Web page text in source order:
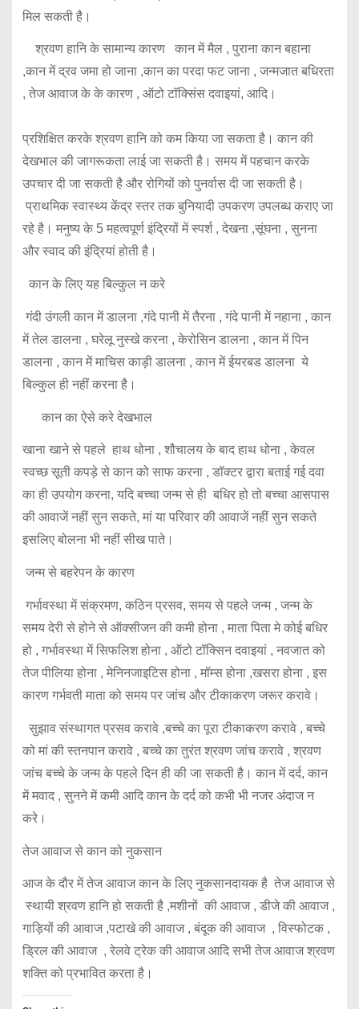
मिल सकती है।
श्रवण हानि के सामान्य कारण कान में मैल , पुराना कान बहाना
,कान में द्रव जमा हो जाना ,कान का परदा फट जाना , जन्मजात बधिरता
, तेज आवाज के के कारण , ऑटो टॉक्सिंस दवाइयां, आदि।
प्रशिक्षित करके श्रवण हानि को कम किया जा सकता है। कान की
देखभाल की जागरूकता लाई जा सकती है। समय में पहचान करके
उपचार दी जा सकती है और रोगियों को पुनर्वास दी जा सकती है।
प्राथमिक स्वास्थ्य केंद्र स्तर तक बुनियादी उपकरण उपलब्ध कराए जा
रहे है। मनुष्य के 5 महत्वपूर्ण इंद्रियों में स्पर्श , देखना ,सूंघना , सुनना
और स्वाद की इंद्रियां होती है।
कान के लिए यह बिल्कुल न करे
गंदी उंगली कान में डालना ,गंदे पानी में तैरना , गंदे पानी में नहाना , कान
में तेल डालना , घरेलू नुस्खे करना , केरोसिन डालना , कान में पिन
डालना , कान में माचिस काड़ी डालना , कान में ईयरबड डालना ये
बिल्कुल ही नहीं करना है।
कान का ऐसे करे देखभाल
खाना खाने से पहले हाथ धोना , शौचालय के बाद हाथ धोना , केवल
स्वच्छ सूती कपड़े से कान को साफ करना , डॉक्टर द्वारा बताई गई दवा
का ही उपयोग करना, यदि बच्चा जन्म से ही बधिर हो तो बच्चा आसपास
की आवाजें नहीं सुन सकते, मां या परिवार की आवाजें नहीं सुन सकते
इसलिए बोलना भी नहीं सीख पाते।
जन्म से बहरेपन के कारण
गर्भावस्था में संक्रमण, कठिन प्रसव, समय से पहले जन्म , जन्म के
समय देरी से होने से ऑक्सीजन की कमी होना , माता पिता मे कोई बधिर
हो , गर्भावस्था में सिफलिश होना , ऑटो टॉक्सिन दवाइयां , नवजात को
तेज पीलिया होना , मेनिनजाइटिस होना , मॉम्स होना ,खसरा होना , इस
कारण गर्भवती माता को समय पर जांच और टीकाकरण जरूर करावे।
सुझाव संस्थागत प्रसव करावे ,बच्चे का पूरा टीकाकरण करावे , बच्चे
को मां की स्तनपान करावे , बच्चे का तुरंत श्रवण जांच करावे , श्रवण
जांच बच्चे के जन्म के पहले दिन ही की जा सकती है। कान में दर्द, कान
में मवाद , सुनने में कमी आदि कान के दर्द को कभी भी नजर अंदाज न
करे।
तेज आवाज से कान को नुकसान
आज के दौर में तेज आवाज कान के लिए नुकसानदायक है तेज आवाज से
स्थायी श्रवण हानि हो सकती है ,मशीनों की आवाज , डीजे की आवाज ,
गाड़ियों की आवाज ,पटाखे की आवाज , बंदूक की आवाज , विस्फोटक ,
ड्रिल की आवाज , रेलवे ट्रेक की आवाज आदि सभी तेज आवाज श्रवण
शक्ति को प्रभावित करता है।